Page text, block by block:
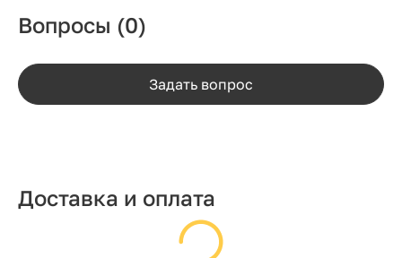
Вопросы (0)
Задать вопрос
Доставка и оплата